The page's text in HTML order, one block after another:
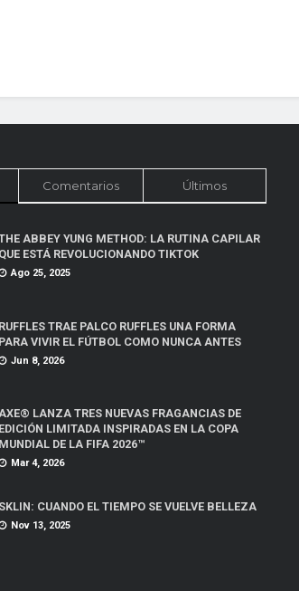
Comentarios Últimos
ABBEY YUNG METHOD: LA RUTINA CAPILAR
QUE ESTÁ REVOLUCIONANDO TIKTOK
Ago 25, 2025
RUFFLES TRAE PALCO RUFFLES UNA FORMA
PARA VIVIR EL FÚTBOL COMO NUNCA ANTES
Jun 8, 2026
LANZA TRES NUEVAS FRAGANCIAS DE
EDICIÓN LIMITADA INSPIRADAS EN LA COPA
MUNDIAL DE LA FIFA 2026™
Mar 4, 2026
SKLIN: CUANDO EL TIEMPO SE VUELVE BELLEZA
Nov 13, 2025